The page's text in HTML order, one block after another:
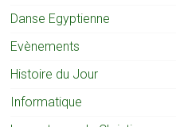
Danse Egyptienne
Evènements
Histoire du Jour
Informatique